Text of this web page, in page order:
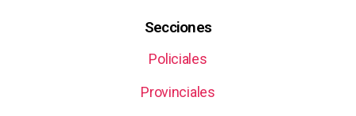
Secciones
Policiales
Provinciales